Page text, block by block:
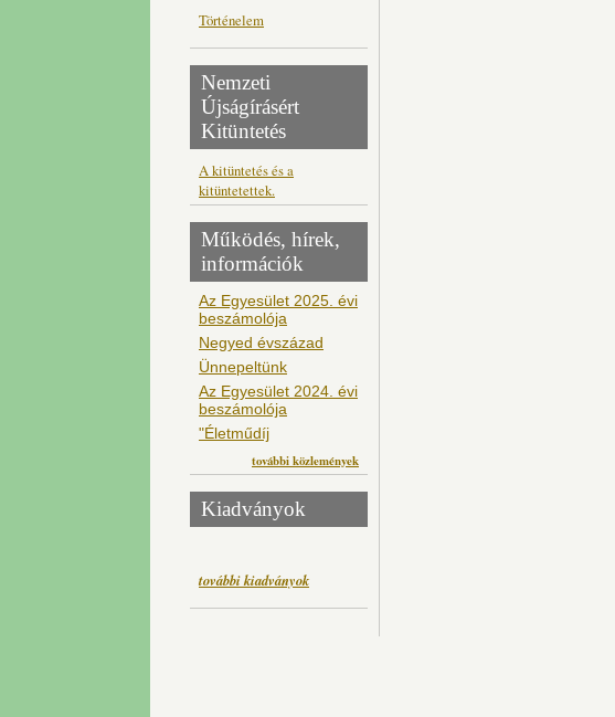
Történelem
Nemzeti
Újságírásért
Kitüntetés
A kitüntetés és a
kitüntetettek.
Működés, hírek,
információk
Az Egyesület 2025. évi
beszámolója
Negyed évszázad
Ünnepeltünk
Az Egyesület 2024. évi
beszámolója
"Életműdíj
további közlemények
Kiadványok
további kiadványok